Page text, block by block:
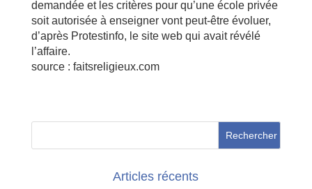
demandée et les critères pour qu’une école privée
soit autorisée à enseigner vont peut-être évoluer,
d’après Protestinfo, le site web qui avait révélé
l’affaire.
source : faitsreligieux.com
Articles récents